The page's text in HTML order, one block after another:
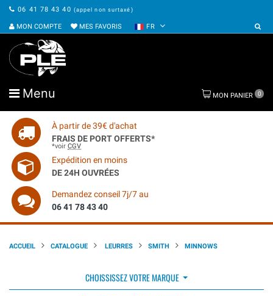
06 41 78 43 40 (appel non surtaxé)
MON COMPTE MES FAVORIS FR
Menu MON PANIER 0
À partir de 39€ d'achat
FRAIS DE PORT OFFERTS*
*voir CGV
Expédition en moins
DE 24H OUVRÉES
Demandez conseil 7j/7 au
06 41 78 43 40
ACCUEIL CATALOGUE LEURRES SMITH MINNOWS
CHOISSISSEZ VOTRE MARQUE